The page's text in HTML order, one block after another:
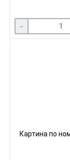
-
Картина по